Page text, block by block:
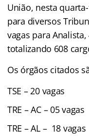
União, nesta
para diversos
vagas para
totalizando 608
Os órgãos citados
TSE – 20 vagas
TRE – AC – 05 vagas
TRE – AL – 18 vagas